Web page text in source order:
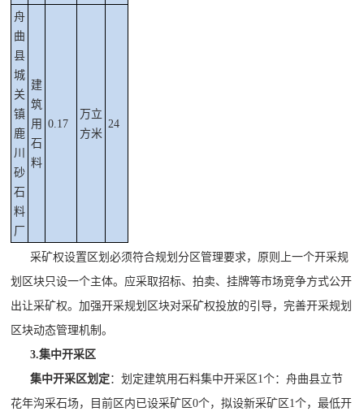
舟
曲
县
城
关
镇
鹿
川
砂
石
料
厂
建
筑
用
石
料
0.17
万立
方米
24
采矿权设置区划必须符合规划分区管理要求，原则上一个开采规
划区块只设一个主体。应采取招标、拍卖、挂牌等市场竞争方式公开
出让采矿权。加强开采规划区块对采矿权投放的引导，完善开采规划
区块动态管理机制。
3.集中开采区
集中开采区划定：划定建筑用石料集中开采区 1个：舟曲县立节
花年沟采石场，目前区内已设采矿区0个，拟设新采矿区 1个，最低开